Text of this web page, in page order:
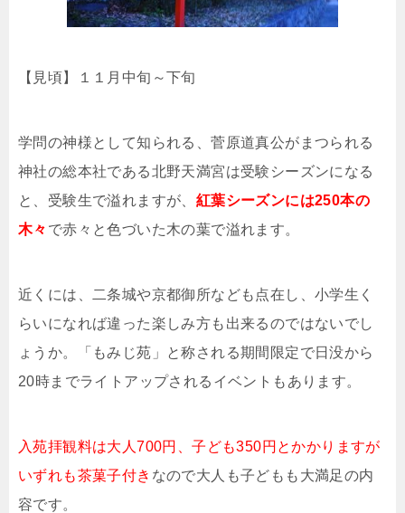
【見頃】１１月中旬～下旬
学問の神様として知られる、菅原道真公がまつられる
神社の総本社である北野天満宮は受験シーズンになる
と、受験生で溢れますが、 紅葉シーズンには250本の
木々 で赤々と色づいた木の葉で溢れます。
近くには、二条城や京都御所なども点在し、小学生く
らいになれば違った楽しみ方も出来るのではないでし
ょうか。「もみじ苑」と称される期間限定で日没から
20時までライトアップされるイベントもあります。
入苑拝観料は大人700円、子ども350円とかかりますが
いずれも茶菓子付き なので大人も子どもも大満足の内
容です。